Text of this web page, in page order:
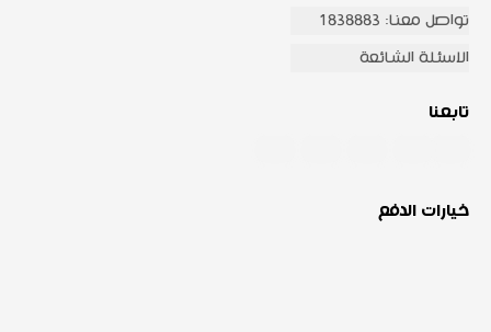
تواصل معنا: 1838883
الاسئلة الشائعة
تابعنا
خيارات الدفع